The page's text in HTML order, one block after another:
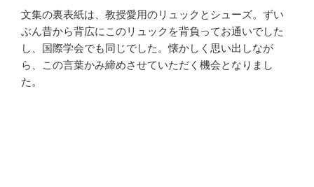
文集の裏表紙は、教授愛用のリュックとシューズ。ずい
ぶん昔から背広にこのリュックを背負ってお通いでした
し、国際学会でも同じでした。懐かしく思い出しなが
ら、この言葉かみ締めさせていただく機会となりまし
た。